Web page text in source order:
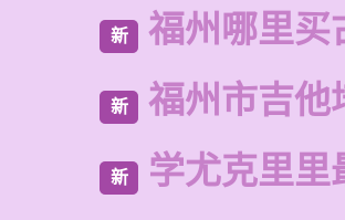
新 福州哪里买
新 福州市吉他
新 学尤克里里